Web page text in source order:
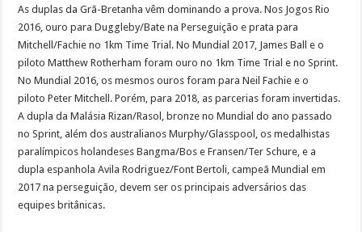
As duplas da Grã-Bretanha vêm dominando a prova. Nos Jogos Rio
2016, ouro para Duggleby/Bate na Perseguição e prata para
Mitchell/Fachie no 1km Time Trial. No Mundial 2017, James Ball e o
piloto Matthew Rotherham foram ouro no 1km Time Trial e no Sprint.
No Mundial 2016, os mesmos ouros foram para Neil Fachie e o
piloto Peter Mitchell. Porém, para 2018, as parcerias foram invertidas.
A dupla da Malásia Rizan/Rasol, bronze no Mundial do ano passado
no Sprint, além dos australianos Murphy/Glasspool, os medalhistas
paralímpicos holandeses Bangma/Bos e Fransen/Ter Schure, e a
dupla espanhola Avila Rodriguez/Font Bertoli, campeã Mundial em
2017 na perseguição, devem ser os principais adversários das
equipes britânicas.